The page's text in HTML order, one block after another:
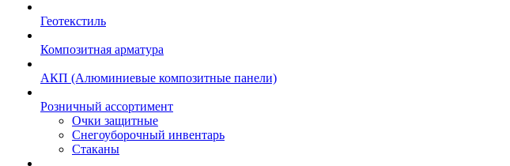
Геотекстиль
Композитная арматура
АКП (Алюминиевые композитные панели)
Розничный ассортимент
Очки защитные
Снегоуборочный инвентарь
Стаканы